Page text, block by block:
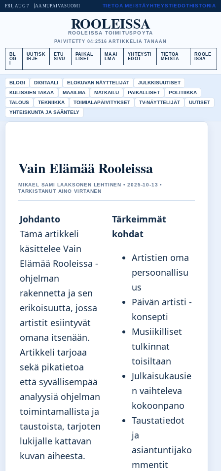
FRI, AUG 7 AAMUPAIVASUOMI TIETOA MEISTÄYHTEYSTIEDOTHISTORIA
ROOLEISSA
ROOLEISSA TOIMITUSPOYTA
PAIVITETTY 04:2516 ARTIKKELIA TANAAN
BL
OG
UUTISK
IRJE
ETU
SIVU
PAIKAL
LISET
MAAI
LMA
YHTEYSTI
EDOT
TIETOA
MEISTÄ
ROOLE
ISSA
BLOGI DIGITAALI ELOKUVAN NÄYTTELIJÄT
JULKKISUUTISET
KULISSIEN TAKAA
MAAILMA MATKAILU PAIKALLISET
POLITIIKKA
TALOUS
TEKNIIKKA TOIMIALAPÄIVITYKSET TV-NÄYTTELIJÄT
UUTISET
YHTEISKUNTA JA SÄÄNTELY
Vain Elämää Rooleissa
MIKAEL SAMI LAAKSONEN LEHTINEN • 2025-10-13 •
TARKISTANUT AINO VIRTANEN
Johdanto
Tämä artikkeli
käsittelee Vain
Elämää Rooleissa -
ohjelman
rakennetta ja sen
erikoisuutta, jossa
artistit esiintyvät
omana itsenään.
Artikkeli tarjoaa
sekä pikatietoa
että syvällisempää
analyysiä ohjelman
toimintamallista ja
taustoista, tarjoten
lukijalle kattavan
kuvan aiheesta.
Tärkeimmät
kohdat
Artistien oma
persoonallisu
us
Päivän artisti -
konsepti
Musiikilliset
tulkinnat
toisiltaan
Julkaisukausie
n vaihteleva
kokoonpano
Taustatiedot
ja
asiantuntijako
mmentit